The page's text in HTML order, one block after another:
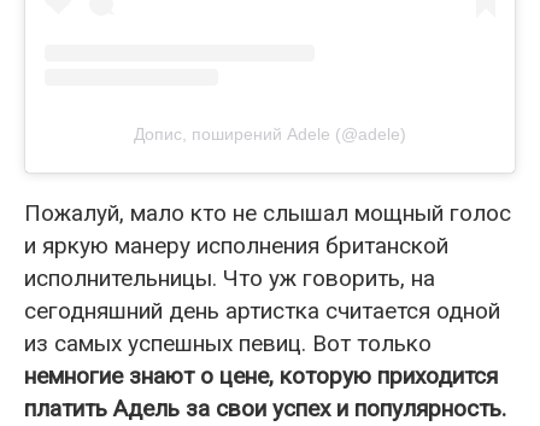
Допис, поширений Adele (@adele)
Пожалуй, мало кто не слышал мощный голос
и яркую манеру исполнения британской
исполнительницы. Что уж говорить, на
сегодняшний день артистка считается одной
из самых успешных певиц. Вот только
немногие знают о цене, которую приходится
платить Адель за свои успех и популярность.